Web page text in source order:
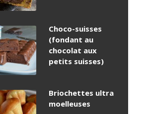
Choco-suisses
(fondant au
chocolat aux
petits suisses)
Briochettes ultra
moelleuses